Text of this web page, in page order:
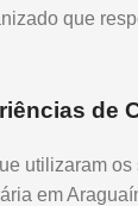
que
de
utilizaram os
em